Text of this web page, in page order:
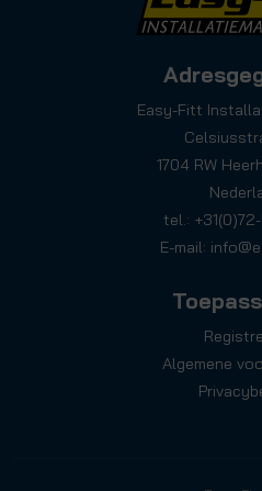
Easy-Fitt
1704 RW
tel.:
E-mail:
Algemene